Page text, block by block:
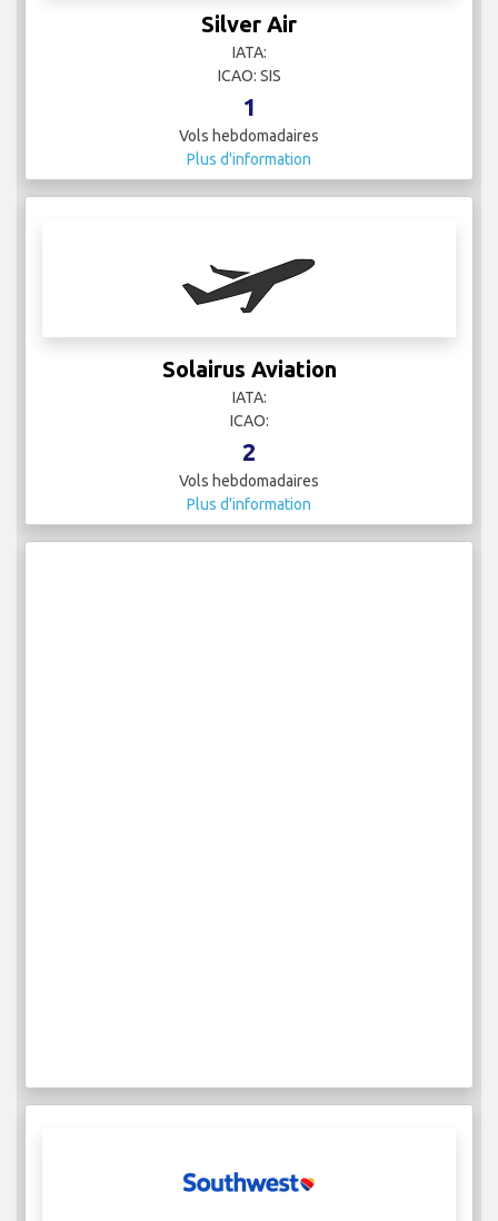
Silver Air
IATA:
ICAO: SIS
1
Vols hebdomadaires
Plus d'information
Solairus Aviation
IATA:
ICAO:
2
Vols hebdomadaires
Plus d'information